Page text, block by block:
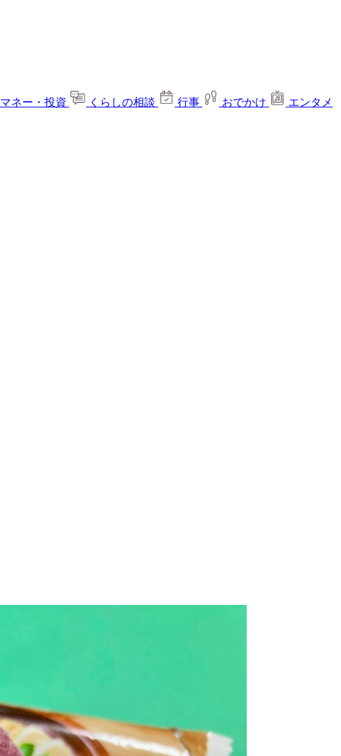
マネー・投資 くらしの相談 行事 おでかけ
エンタメ